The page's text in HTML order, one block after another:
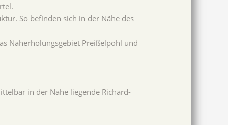
So befinden sich in der Nähe des
Naherholungsgebiet Preißelpöhl und
in der Nähe liegende Richard-